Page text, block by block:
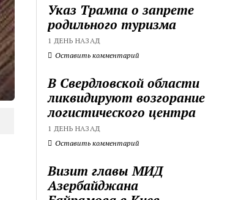
Указ Трампа о запрете
родильного туризма
1 ДЕНЬ НАЗАД
Оставить комментарий
В Свердловской области
ликвидируют возгорание
логистического центра
1 ДЕНЬ НАЗАД
Оставить комментарий
Визит главы МИД
Азербайджана